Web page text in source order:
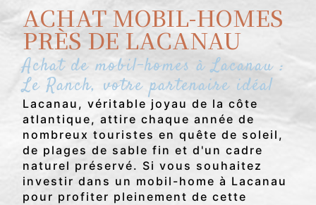
ACHAT MOBIL-HOMES
PRÈS DE LACANAU
Achat de mobil-homes à Lacanau :
Le Ranch, votre partenaire idéal
Lacanau, véritable joyau de la côte
atlantique, attire chaque année de
nombreux touristes en quête de soleil,
de plages de sable fin et d'un cadre
naturel préservé. Si vous souhaitez
investir dans un mobil-home à Lacanau
pour profiter pleinement de cette